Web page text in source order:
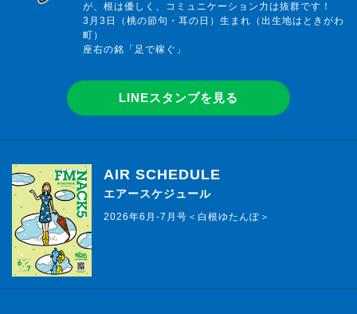
が、根は優しく、コミュニケーション力は抜群です！
3月3日（桃の節句・耳の日）生まれ（出生地はときがわ
町）
座右の銘「足で稼ぐ」
LINEスタンプを見る
AIR SCHEDULE
エアースケジュール
2026年6月-7月号＜白根ゆたんぽ＞